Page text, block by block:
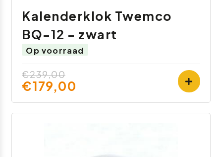
Kalenderklok Twemco
BQ-12 - zwart
Op voorraad
€239,00
€179,00